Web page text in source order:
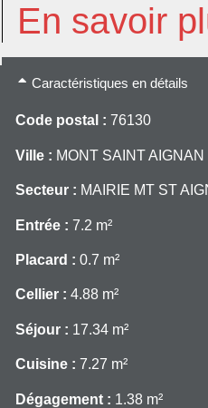
En savoir
Caractéristiques en détails
Code postal : 76130
Ville : MONT SAINT AIGNAN
Secteur : MAIRIE MT ST
Entrée : 7.2 m²
Placard : 0.7 m²
Cellier : 4.88 m²
Séjour : 17.34 m²
Cuisine : 7.27 m²
Dégagement : 1.38 m²